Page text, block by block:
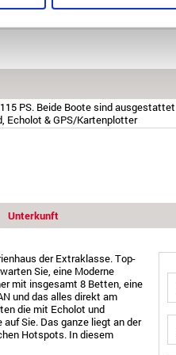
PS. Beide Boote sind ausgestattet
PS. Beide Boote sind ausgestattet
Echolot & GPS/Kartenplotter
Unterkunft
der Extraklasse. Top-
Sie, eine Moderne
mit insgesamt 8 Betten, eine
und das alles direkt am
die mit Echolot und
Sie. Das ganze liegt an der
Hotspots. In diesem